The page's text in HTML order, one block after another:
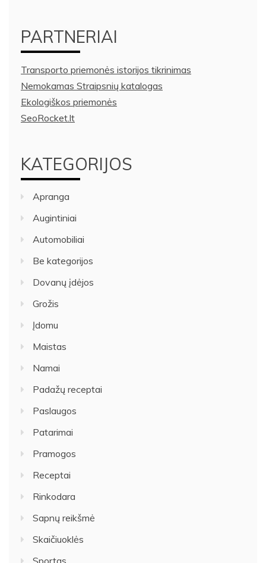
PARTNERIAI
Transporto priemonės istorijos tikrinimas
Nemokamas Straipsnių katalogas
Ekologiškos priemonės
SeoRocket.lt
KATEGORIJOS
Apranga
Augintiniai
Automobiliai
Be kategorijos
Dovanų įdėjos
Grožis
Įdomu
Maistas
Namai
Padažų receptai
Paslaugos
Patarimai
Pramogos
Receptai
Rinkodara
Sapnų reikšmė
Skaičiuoklės